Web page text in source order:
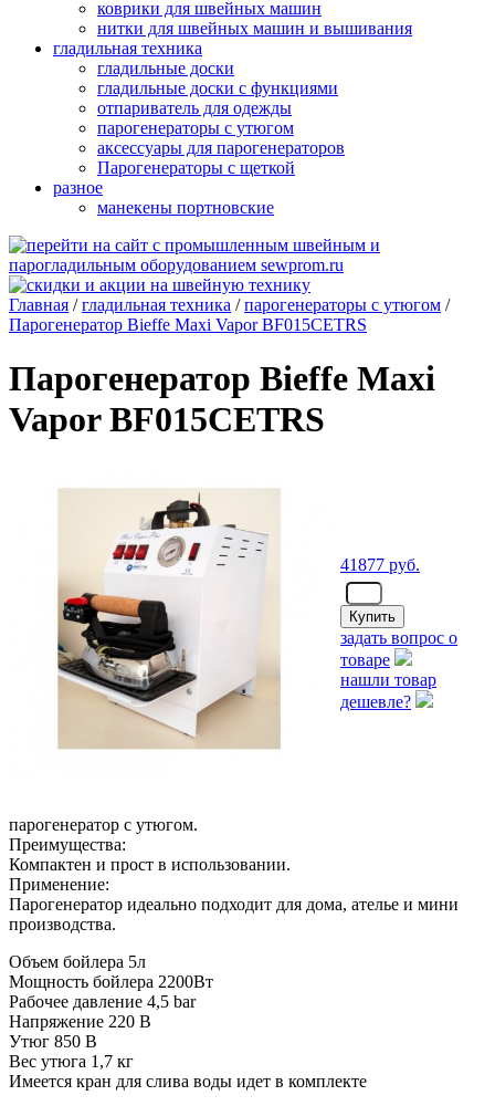
коврики для швейных машин
нитки для швейных машин и вышивания
гладильная техника
гладильные доски
гладильные доски с функциями
отпариватель для одежды
парогенераторы с утюгом
аксессуары для парогенераторов
Парогенераторы с щеткой
разное
манекены портновские
Главная /гладильная техника /парогенераторы с утюгом /
Парогенератор Bieffe Maxi Vapor BF015CETRS
Парогенератор Bieffe Maxi
Vapor BF015CETRS
41877 руб.
задать вопрос о
товаре
нашли товар
дешевле?
парогенератор с утюгом.
Преимущества:
Компактен и прост в использовании.
Применение:
Парогенератор идеально подходит для дома, ателье и мини
производства.
Объем бойлера 5л
Мощность бойлера 2200Вт
Рабочее давление 4,5 bar
Напряжение 220 В
Утюг 850 В
Вес утюга 1,7 кг
Имеется кран для слива воды идет в комплекте